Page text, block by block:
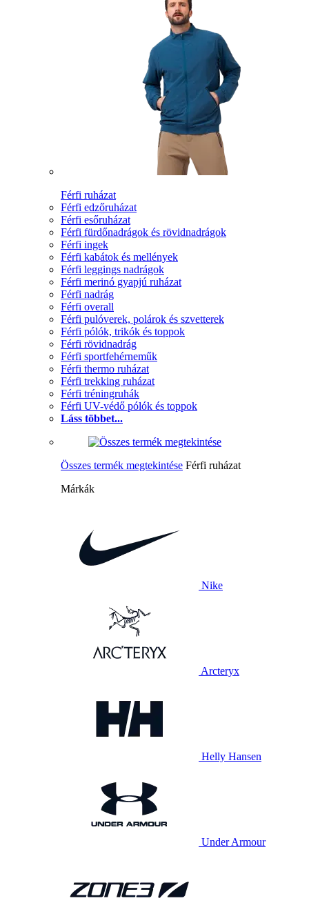
Férfi ruházat
Férfi edzőruházat
Férfi esőruházat
Férfi fürdőnadrágok és rövidnadrágok
Férfi ingek
Férfi kabátok és mellények
Férfi leggings nadrágok
Férfi merinó gyapjú ruházat
Férfi nadrág
Férfi overall
Férfi pulóverek, polárok és szvetterek
Férfi pólók, trikók és toppok
Férfi rövidnadrág
Férfi sportfehérneműk
Férfi thermo ruházat
Férfi trekking ruházat
Férfi tréningruhák
Férfi UV-védő pólók és toppok
Láss többet...
Összes termék megtekintése Férfi ruházat
Márkák
Nike
Arcteryx
Helly Hansen
Under Armour